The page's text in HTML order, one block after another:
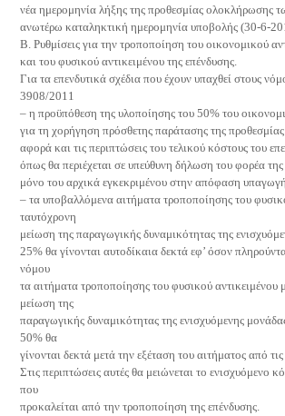
νέα ημερομηνία λήξης της προθεσμίας ολοκλήρωσης
ανωτέρω καταληκτική ημερομηνία υποβολής (30-6-
Β. Ρυθμίσεις για την τροποποίηση του οικονομικού
και του φυσικού αντικειμένου της επένδυσης.
Για τα επενδυτικά σχέδια που έχουν υπαχθεί στους
3908/2011
– η προϋπόθεση της υλοποίησης του 50% του
για τη χορήγηση πρόσθετης παράτασης της
αφορά και τις περιπτώσεις του τελικού κόστους του
όπως θα περιέχεται σε υπεύθυνη δήλωση του φορέα της
μόνο του αρχικά εγκεκριμένου στην απόφαση
– τα υποβαλλόμενα αιτήματα τροποποίησης του
ταυτόχρονη
μείωση της παραγωγικής δυναμικότητας της
25% θα γίνονται αυτοδίκαια δεκτά εφ’ όσον
νόμου
τα αιτήματα τροποποίησης του φυσικού αντικειμένου
μείωση της
παραγωγικής δυναμικότητας της ενισχυόμενης
50% θα
γίνονται δεκτά μετά την εξέταση του αιτήματος από
Στις περιπτώσεις αυτές θα μειώνεται το ενισχυόμενο
που
προκαλείται από την τροποποίηση της επένδυσης.